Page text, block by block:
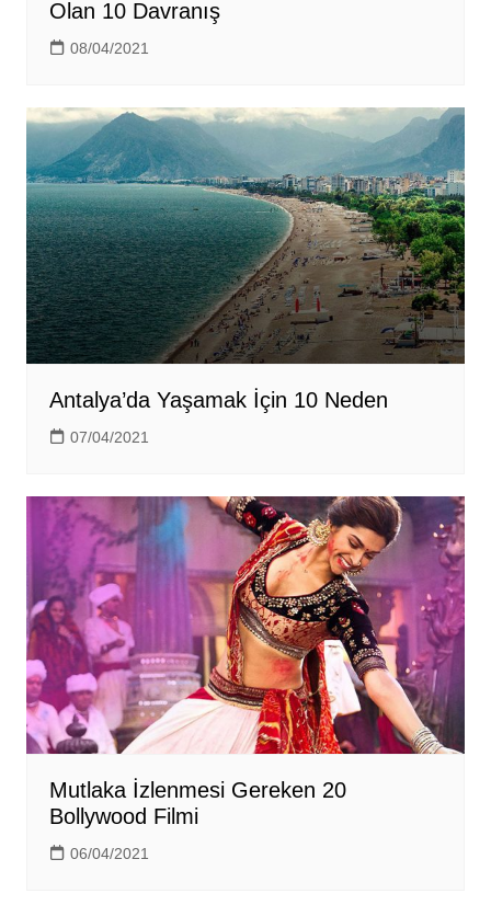
Olan 10 Davranış
08/04/2021
Antalya’da Yaşamak İçin 10 Neden
07/04/2021
Mutlaka İzlenmesi Gereken 20
Bollywood Filmi
06/04/2021